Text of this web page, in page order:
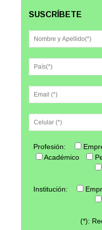
SUSCRÍBETE
Profesión:
Académico
Institución:
(*):